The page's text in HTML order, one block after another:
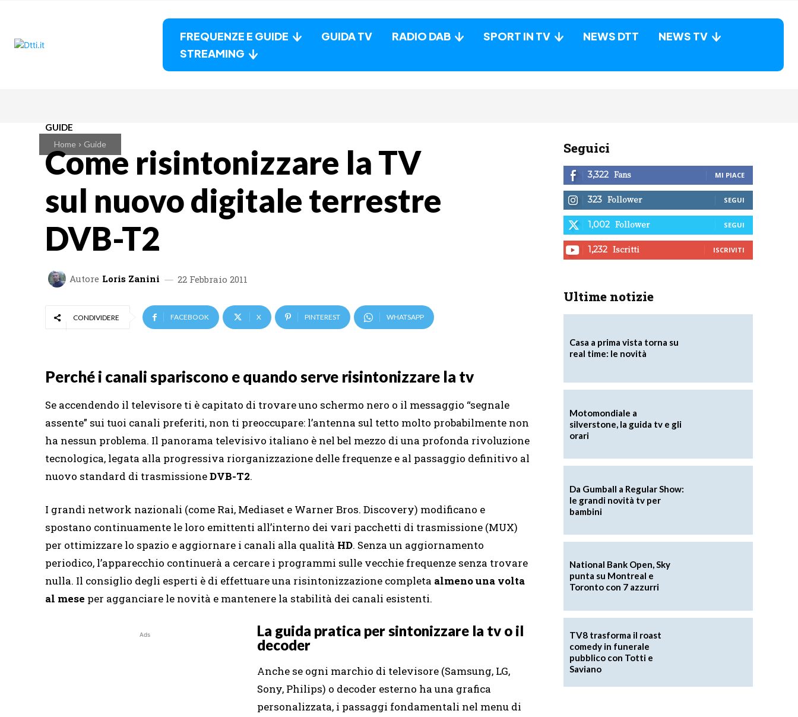
FREQUENZE E GUIDE GUIDA TV RADIO DAB SPORT IN TV NEWS DTT
NEWS TV
STREAMING
Home Guide
GUIDE
Come risintonizzare la TV
sul nuovo digitale terrestre
DVB-T2
Autore Loris Zanini 22 Febbraio 2011
CONDIVIDERE FACEBOOK X PINTEREST WHATSAPP
Perché i canali spariscono e quando serve risintonizzare la tv
Se accendendo il televisore ti è capitato di trovare uno schermo nero o il messaggio “segnale
assente” sui tuoi canali preferiti, non ti preoccupare: l’antenna sul tetto molto probabilmente non
ha nessun problema. Il panorama televisivo italiano è nel bel mezzo di una profonda rivoluzione
tecnologica, legata alla progressiva riorganizzazione delle frequenze e al passaggio definitivo al
nuovo standard di trasmissioneDVB-T2.
I grandi network nazionali (come Rai, Mediaset e Warner Bros. Discovery) modificano e
spostano continuamente le loro emittenti all’interno dei vari pacchetti di trasmissione (MUX)
per ottimizzare lo spazio e aggiornare i canali alla qualità HD. Senza un aggiornamento
periodico, l’apparecchio continuerà a cercare i programmi sulle vecchie frequenze senza trovare
nulla. Il consiglio degli esperti è di effettuare una risintonizzazione completa almeno una volta
al mese per agganciare le novità e mantenere la stabilità dei canali esistenti.
Ads
La guida pratica per sintonizzare la tv o il
decoder
Anche se ogni marchio di televisore (Samsung, LG,
Sony, Philips) o decoder esterno ha una grafica
personalizzata, i passaggi fondamentali nel menu di
Seguici
3,322 Fans MI PIACE
323 Follower SEGUI
1,002 Follower SEGUI
1,232 Iscritti ISCRIVITI
Ultime notizie
Casa a prima vista torna su
real time: le novità
Motomondiale a
silverstone, la guida tv e gli
orari
Da Gumball a Regular Show:
le grandi novità tv per
bambini
National Bank Open, Sky
punta su Montreal e
Toronto con 7 azzurri
TV8 trasforma il roast
comedy in funerale
pubblico con Totti e
Saviano